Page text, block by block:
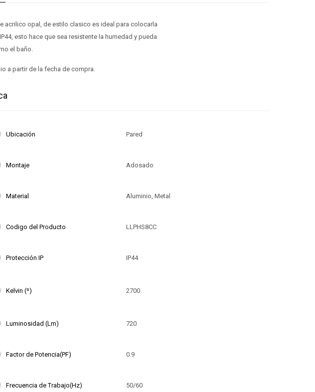
acrilico opal, de estilo clasico es ideal para colocarla
esto hace que sea resistente la humedad y pueda
el baño.
a partir de la fecha de compra.
Ubicación Pared
Montaje Adosado
Material Aluminio, Metal
Codigo del Producto LLPHS8CC
Protección IP IP44
Kelvin (º) 2700
Luminosidad (Lm) 720
Factor de Potencia(PF) 0.9
Frecuencia de Trabajo(Hz) 50/60